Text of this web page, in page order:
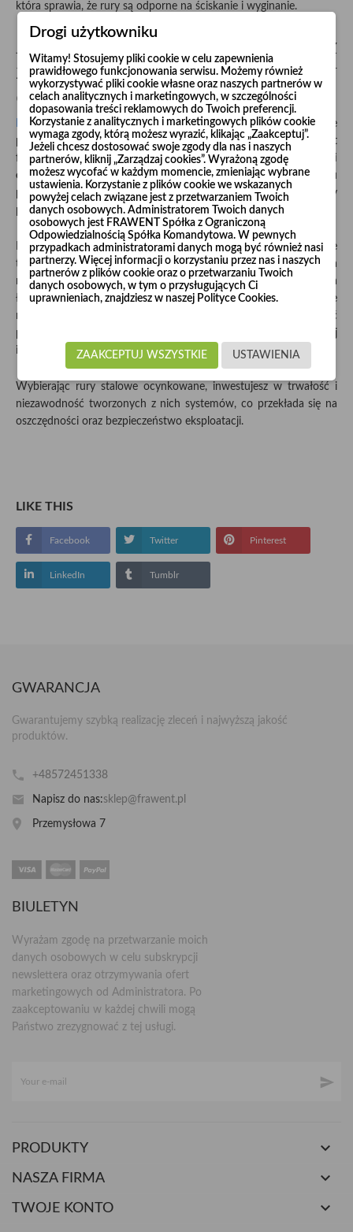
która sprawia, że rury są odporne na ściskanie i wyginanie.
Jakie korzyści wynikają z
zastosowania stalowych rur
ocynkowanych?
Rury stalowe ocynkowane oferują wiele korzyści, które
przekładają się na ich szerokie zastosowanie. Jednym z atutów jest
fakt, żemateriał ten dobrze odprowadza wytworzone ładunki
elektryczności statycznej. Dzięki temu system transportu
pneumatycznego wykonany z takich rur jest skutecznie chroniony
przed ewentualnymi wyładowaniami.
Modułowa budowa rur stalowych ocynkowanych sprawia, że
tworzą one łatwy do zmontowania system. Szybkość i wygoda
montażu pozwala na skonstruowanie niemal każdej instalacji, a
łatwość łączenia elementów na opaski umożliwia proste i szybkie
rozbudowywanie lub modyfikowanie systemu. Szczelność
połączeń gwarantuje wydajne i efektywne działanie każdej
instalacji.
Wybierając rury stalowe ocynkowane, inwestujesz w trwałość i
niezawodność tworzonych z nich systemów, co przekłada się na
oszczędności oraz bezpieczeństwo eksploatacji.
LIKE THIS
Facebook Twitter Pinterest
LinkedIn Tumblr
GWARANCJA
Gwarantujemy szybką realizację zleceń i najwyższą jakość
produktów.
+48572451338
Napisz do nas:sklep@frawent.pl
Przemysłowa 7
BIULETYN
Wyrażam zgodę na przetwarzanie moich
danych osobowych w celu subskrypcji
newslettera oraz otrzymywania ofert
marketingowych od Administratora. Po
zaakceptowaniu w każdej chwili mogą
Państwo zrezygnować z tej usługi.

PRODUKTY 
NASZA FIRMA 
TWOJE KONTO 
Drogi użytkowniku
Witamy! Stosujemy pliki cookie w celu zapewnienia
prawidłowego funkcjonowania serwisu. Możemy również
wykorzystywać pliki cookie własne oraz naszych partnerów w
celach analitycznych i marketingowych, w szczególności
dopasowania treści reklamowych do Twoich preferencji.
Korzystanie z analitycznych i marketingowych plików cookie
wymaga zgody, którą możesz wyrazić, klikając „Zaakceptuj”.
Jeżeli chcesz dostosować swoje zgody dla nas i naszych
partnerów, kliknij „Zarządzaj cookies”. Wyrażoną zgodę
możesz wycofać w każdym momencie, zmieniając wybrane
ustawienia. Korzystanie z plików cookie we wskazanych
powyżej celach związane jest z przetwarzaniem Twoich
danych osobowych. Administratorem Twoich danych
osobowych jest FRAWENT Spółka z Ograniczoną
Odpowiedzialnością Spółka Komandytowa. W pewnych
przypadkach administratorami danych mogą być również nasi
partnerzy. Więcej informacji o korzystaniu przez nas i naszych
partnerów z plików cookie oraz o przetwarzaniu Twoich
danych osobowych, w tym o przysługujących Ci
uprawnieniach, znajdziesz w naszej Polityce Cookies.
USTAWIENIA
ZAAKCEPTUJ WSZYSTKIE